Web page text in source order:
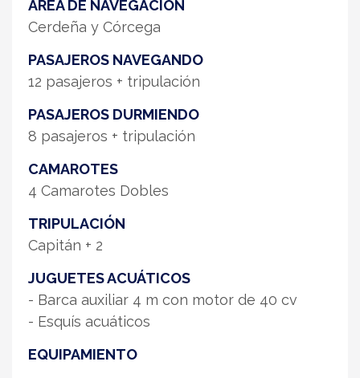
AREA DE NAVEGACIÓN
Cerdeña y Córcega
PASAJEROS NAVEGANDO
12 pasajeros + tripulación
PASAJEROS DURMIENDO
8 pasajeros + tripulación
CAMAROTES
4 Camarotes Dobles
TRIPULACIÓN
Capitán + 2
JUGUETES ACUÁTICOS
- Barca auxiliar 4 m con motor de 40 cv
- Esquís acuáticos
EQUIPAMIENTO